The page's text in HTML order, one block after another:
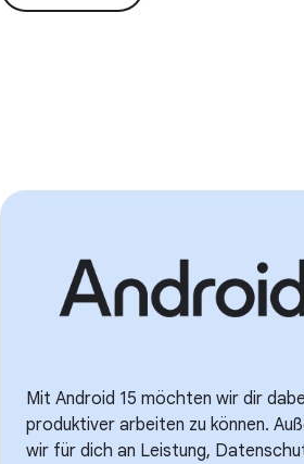
Mit Android 15 möchten wir dir
produktiver arbeiten zu können.
wir für dich an Leistung,